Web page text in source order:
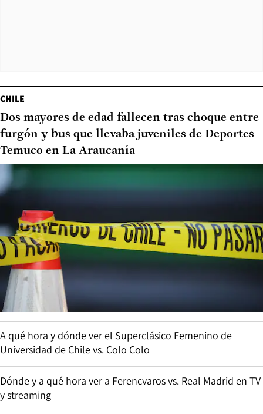
CHILE
Dos mayores de edad fallecen tras choque entre
furgón y bus que llevaba juveniles de Deportes
Temuco en La Araucanía
A qué hora y dónde ver el Superclásico Femenino de
Universidad de Chile vs. Colo Colo
Dónde y a qué hora ver a Ferencvaros vs. Real Madrid en TV
y streaming